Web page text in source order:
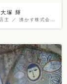
大塚 輝